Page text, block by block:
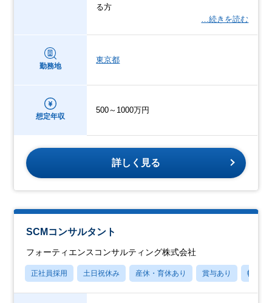
る方
…続きを読む
勤務地
東京都
想定年収
500～1000万円
詳しく見る
SCMコンサルタント
フォーティエンスコンサルティング株式会社
正社員採用 土日祝休み 産休・育休あり 賞与あり 転勤な